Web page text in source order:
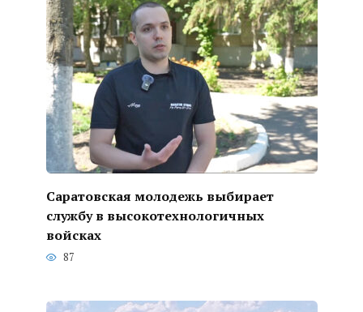
Саратовская молодежь выбирает
службу в высокотехнологичных
войсках
87